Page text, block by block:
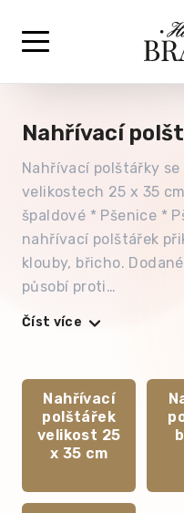
Nahřívací
Nahřívací polštářky
velikostech 25 x 35
špaldové * Pšenice *
nahřívací polštářek
klouby, břicho.
působí proti…
Číst více
Nahřívací
polštářek
velikost 25
x 35 cm